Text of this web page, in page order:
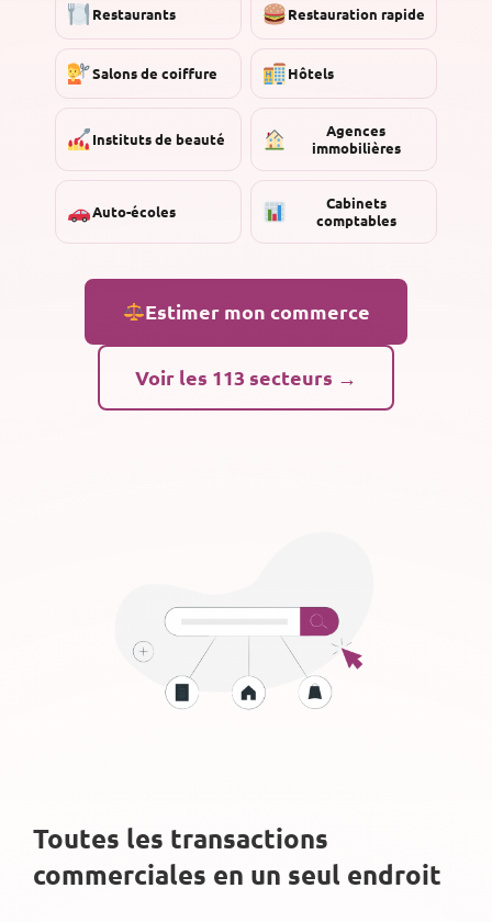
Restaurants Restauration rapide
Salons de coiffure Hôtels
Instituts de beauté
Agences
immobilières
Auto-écoles
Cabinets
comptables
Estimer mon commerce
Voir les 113 secteurs →
Toutes les transactions
commerciales en un seul endroit